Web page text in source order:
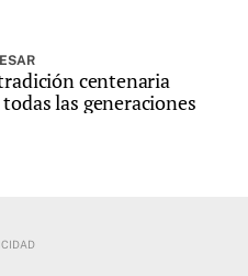
centenaria
todas las generaciones